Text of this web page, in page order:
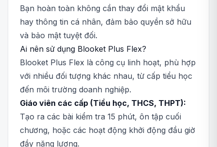
Bạn hoàn toàn không cần thay đổi mật khẩu
hay thông tin cá nhân, đảm bảo quyền sở hữu
và bảo mật tuyệt đối.
Ai nên sử dụng Blooket Plus Flex?
Blooket Plus Flex là công cụ linh hoạt, phù hợp
với nhiều đối tượng khác nhau, từ cấp tiểu học
đến môi trường doanh nghiệp.
Giáo viên các cấp (Tiểu học, THCS, THPT):
Tạo ra các bài kiểm tra 15 phút, ôn tập cuối
chương, hoặc các hoạt động khởi động đầu giờ
đầy năng lượng.